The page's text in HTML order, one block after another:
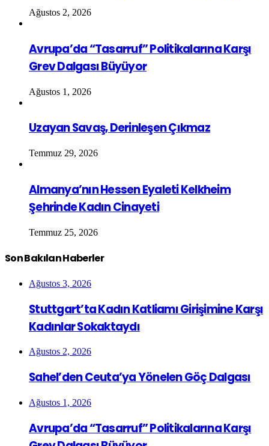
Ağustos 2, 2026
Avrupa’da “Tasarruf” Politikalarına Karşı
Grev Dalgası Büyüyor
Ağustos 1, 2026
Uzayan Savaş, Derinleşen Çıkmaz
Temmuz 29, 2026
Almanya’nın Hessen Eyaleti Kelkheim
Şehrinde Kadın Cinayeti
Temmuz 25, 2026
Son Bakılan Haberler
Ağustos 3, 2026
Stuttgart’ta Kadın Katliamı Girişimine Karşı
Kadınlar Sokaktaydı
Ağustos 2, 2026
Sahel’den Ceuta’ya Yönelen Göç Dalgası
Ağustos 1, 2026
Avrupa’da “Tasarruf” Politikalarına Karşı